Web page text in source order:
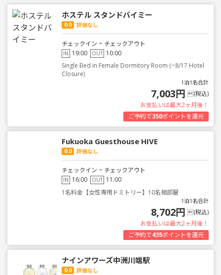
ホステル スタンドバイミー
0.0 評価なし
チェックイン ~ チェックアウト
IN 19:00 OUT 10:00
Single Bed in Female Dormitory Room (~8/17 Hotel
Closure)
1泊1名合計
7,003円 (税込)
お支払いは最大2ヶ月後！
ご予約で350ポイントを還元
Fukuoka Guesthouse HIVE
0.0 評価なし
チェックイン ~ チェックアウト
IN 16:00 OUT 11:00
1名料金【女性専用ドミトリー】10名相部屋
1泊1名合計
8,702円 (税込)
お支払いは最大2ヶ月後！
ご予約で435ポイントを還元
ナインアワーズ中洲川端駅
0.0 評価なし